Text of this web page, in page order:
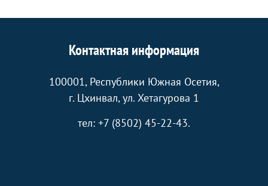
Контактная информация
100001, Республики Южная Осетия,
г. Цхинвал, ул. Хетагурова 1
тел: +7 (8502) 45-22-43.